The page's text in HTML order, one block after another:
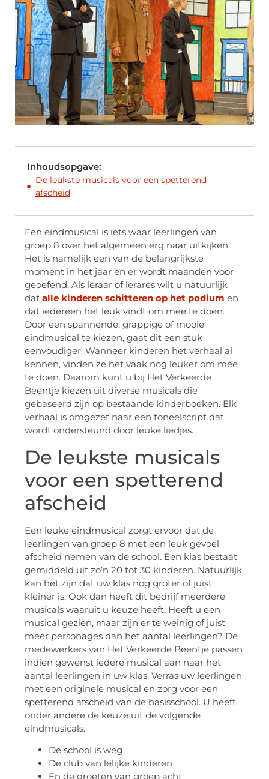
Inhoudsopgave:
De leukste musicals voor een spetterend
afscheid
Een eindmusical is iets waar leerlingen van
groep 8 over het algemeen erg naar uitkijken.
Het is namelijk een van de belangrijkste
moment in het jaar en er wordt maanden voor
geoefend. Als leraar of lerares wilt u natuurlijk
dat alle kinderen schitteren op het podium en
dat iedereen het leuk vindt om mee te doen.
Door een spannende, grappige of mooie
eindmusical te kiezen, gaat dit een stuk
eenvoudiger. Wanneer kinderen het verhaal al
kennen, vinden ze het vaak nog leuker om mee
te doen. Daarom kunt u bij Het Verkeerde
Beentje kiezen uit diverse musicals die
gebaseerd zijn op bestaande kinderboeken. Elk
verhaal is omgezet naar een toneelscript dat
wordt ondersteund door leuke liedjes.
De leukste musicals
voor een spetterend
afscheid
Een leuke eindmusical zorgt ervoor dat de
leerlingen van groep 8 met een leuk gevoel
afscheid nemen van de school. Een klas bestaat
gemiddeld uit zo’n 20 tot 30 kinderen. Natuurlijk
kan het zijn dat uw klas nog groter of juist
kleiner is. Ook dan heeft dit bedrijf meerdere
musicals waaruit u keuze heeft. Heeft u een
musical gezien, maar zijn er te weinig of juist
meer personages dan het aantal leerlingen? De
medewerkers van Het Verkeerde Beentje passen
indien gewenst iedere musical aan naar het
aantal leerlingen in uw klas. Verras uw leerlingen
met een originele musical en zorg voor een
spetterend afscheid van de basisschool. U heeft
onder andere de keuze uit de volgende
eindmusicals.
De school is weg
De club van lelijke kinderen
En de groeten van groep acht